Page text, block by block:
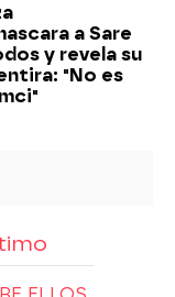
a Sare
y revela su
"No es